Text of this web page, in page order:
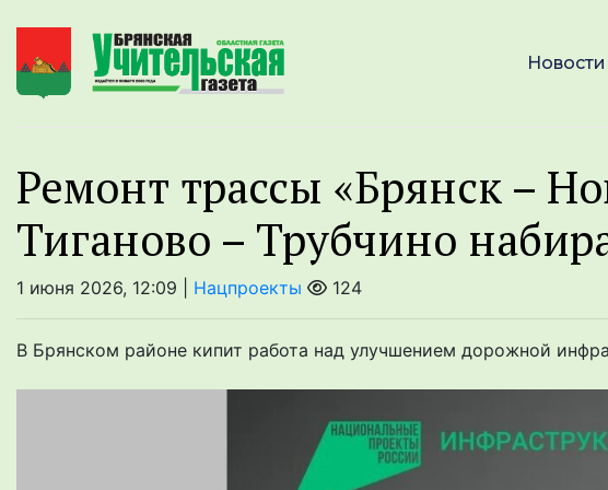
Новости
Ремонт трассы «Брянск –
Тиганово – Трубчино
1 июня 2026, 12:09 | Нацпроекты 124
В Брянском районе кипит работа над улучшением дорожной